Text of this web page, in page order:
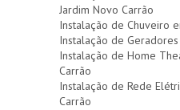
Jardim Novo Carrão
Instalação de Chuveiro
Instalação de
Instalação de Home
Carrão
Instalação de Rede
Carrão